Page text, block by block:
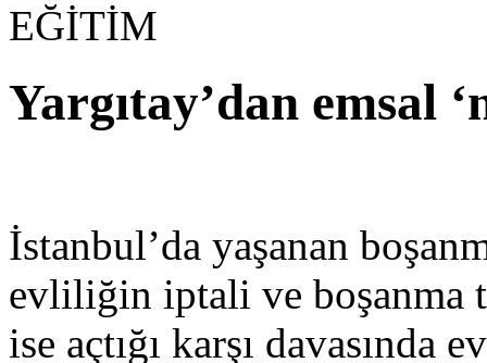
EĞİTİM
Yargıtay’dan emsal
İstanbul’da yaşanan
evliliğin iptali ve boşanma
ise açtığı karşı